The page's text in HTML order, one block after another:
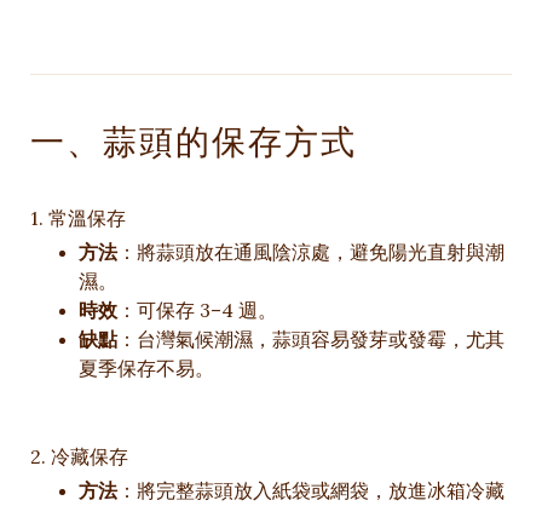
一、蒜頭的保存方式
1. 常溫保存
方法：將蒜頭放在通風陰涼處，避免陽光直射與潮
濕。
時效 ：可保存 3–4 週。
缺點：台灣氣候潮濕，蒜頭容易發芽或發霉，尤其
夏季保存不易。
2. 冷藏保存
方法：將完整蒜頭放入紙袋或網袋，放進冰箱冷藏